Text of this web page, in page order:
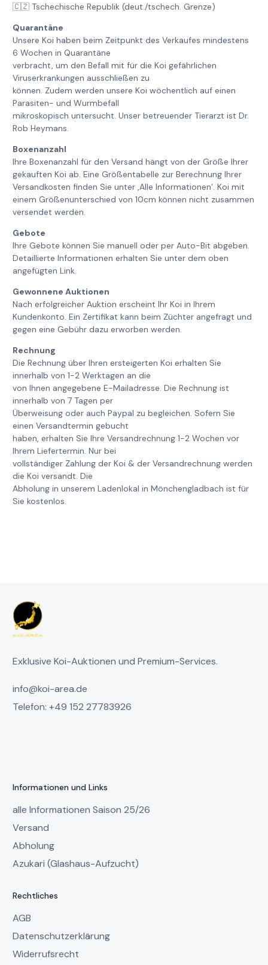
🇨🇿 Tschechische Republik (deut./tschech. Grenze)
Quarantäne
Unsere Koi haben beim Zeitpunkt des Verkaufes mindestens
6 Wochen in Quarantäne
verbracht, um den Befall mit für die Koi gefährlichen
Viruserkrankungen ausschließen zu
können. Zudem werden unsere Koi wöchentlich auf einen
Parasiten- und Wurmbefall
mikroskopisch untersucht. Unser betreuender Tierarzt ist Dr.
Rob Heymans.
Boxenanzahl
Ihre Boxenanzahl für den Versand hängt von der Größe Ihrer
gekauften Koi ab. Eine Größentabelle zur Berechnung Ihrer
Versandkosten finden Sie unter ‚Alle Informationen‘. Koi mit
einem Größenunterschied von 10cm können nicht zusammen
versendet werden.
Gebote
Ihre Gebote können Sie manuell oder per Auto-Bit abgeben.
Detaillierte Informationen erhalten Sie unter dem oben
angefügten Link.
Gewonnene Auktionen
Nach erfolgreicher Auktion erscheint Ihr Koi in Ihrem
Kundenkonto. Ein Zertifikat kann beim Züchter angefragt und
gegen eine Gebühr dazu erworben werden.
Rechnung
Die Rechnung über Ihren ersteigerten Koi erhalten Sie
innerhalb von 1-2 Werktagen an die
von Ihnen angegebene E-Mailadresse. Die Rechnung ist
innerhalb von 7 Tagen per
Überweisung oder auch Paypal zu begleichen. Sofern Sie
einen Versandtermin gebucht
haben, erhalten Sie Ihre Versandrechnung 1-2 Wochen vor
Ihrem Liefertermin. Nur bei
vollständiger Zahlung der Koi & der Versandrechnung werden
die Koi versandt. Die
Abholung in unserem Ladenlokal in Mönchengladbach ist für
Sie kostenlos.
Exklusive Koi-Auktionen und Premium-Services.
info@koi-area.de
Telefon: +49 152 27783926
Informationen und Links
alle Informationen Saison 25/26
Versand
Abholung
Azukari (Glashaus-Aufzucht)
Rechtliches
AGB
Datenschutzerklärung
Widerrufsrecht